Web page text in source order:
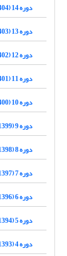
دوره 14 (1404)
دوره 13 (1403)
دوره 12 (1402)
دوره 11 (1401)
دوره 10 (1400)
دوره 9 (1399)
دوره 8 (1398)
دوره 7 (1397)
دوره 6 (1396)
دوره 5 (1394)
دوره 4 (1393)